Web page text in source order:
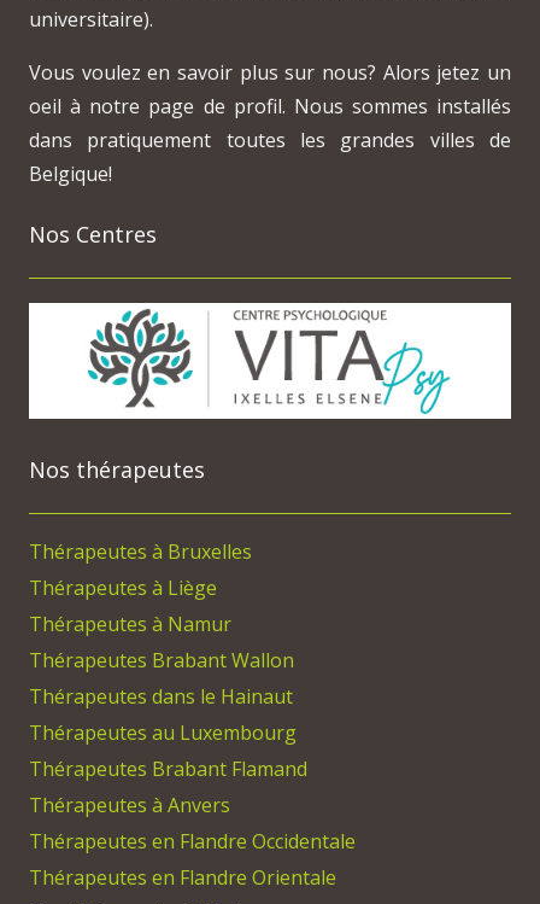
universitaire).
Vous voulez en savoir plus sur nous? Alors jetez un
oeil à notre page de profil. Nous sommes installés
dans pratiquement toutes les grandes villes de
Belgique!
Nos Centres
Nos thérapeutes
Thérapeutes à Bruxelles
Thérapeutes à Liège
Thérapeutes à Namur
Thérapeutes Brabant Wallon
Thérapeutes dans le Hainaut
Thérapeutes au Luxembourg
Thérapeutes Brabant Flamand
Thérapeutes à Anvers
Thérapeutes en Flandre Occidentale
Thérapeutes en Flandre Orientale